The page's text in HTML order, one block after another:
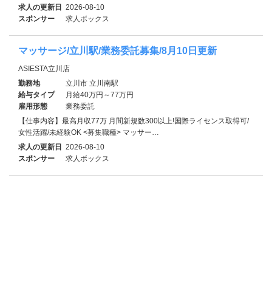
求人の更新日 2026-08-10
スポンサー
求人ボックス
マッサージ/立川駅/業務委託募集/8月10日更新
ASIESTA立川店
勤務地
立川市 立川南駅
給与タイプ
月給40万円～77万円
雇用形態
業務委託
【仕事内容】最高月収77万 月間新規数300以上!国際ライセンス取得可/
女性活躍/未経験OK <募集職種> マッサー…
求人の更新日 2026-08-10
スポンサー
求人ボックス